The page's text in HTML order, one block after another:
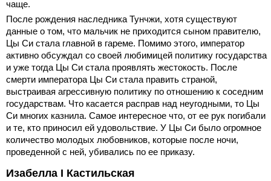
чаще.
После рождения наследника Тунчжи, хотя существуют
данные о том, что мальчик не приходится сыном правителю,
Цы Си стала главной в гареме. Помимо этого, император
активно обсуждал со своей любимицей политику государства
и уже тогда Цы Си стала проявлять жестокость. После
смерти императора Цы Си стала править страной,
выстраивая агрессивную политику по отношению к соседним
государствам. Что касается расправ над неугодными, то Цы
Си многих казнила. Самое интересное что, от ее рук погибали
и те, кто приносил ей удовольствие. У Цы Си было огромное
количество молодых любовников, которые после ночи,
проведенной с ней, убивались по ее приказу.
Изабелла I Кастильская